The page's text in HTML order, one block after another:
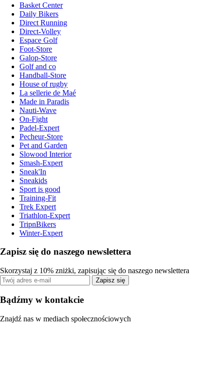
Basket Center
Daily Bikers
Direct Running
Direct-Volley
Espace Golf
Foot-Store
Galop-Store
Golf and co
Handball-Store
House of rugby
La sellerie de Maé
Made in Paradis
Nauti-Wave
On-Fight
Padel-Expert
Pecheur-Store
Pet and Garden
Slowood Interior
Smash-Expert
Sneak'In
Sneakids
Sport is good
Training-Fit
Trek Expert
Triathlon-Expert
TripnBikers
Winter-Expert
Zapisz się do naszego newslettera
Skorzystaj z 10% zniżki, zapisując się do naszego newslettera
Zapisz się
Bądźmy w kontakcie
Znajdź nas w mediach społecznościowych